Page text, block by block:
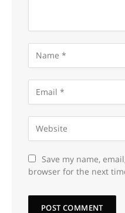
Save my name,
browser for the next